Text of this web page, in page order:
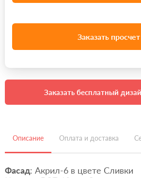
Заказать просчет
Заказать бесплатный
Описание Оплата и доставка
Фасад: Акрил-6 в цвете Сливки